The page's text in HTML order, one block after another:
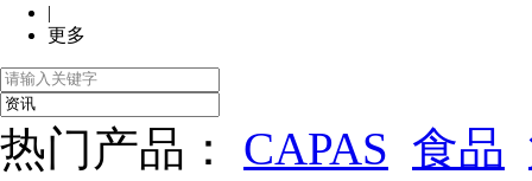
|
更多
热门产品： CAPAS 食品